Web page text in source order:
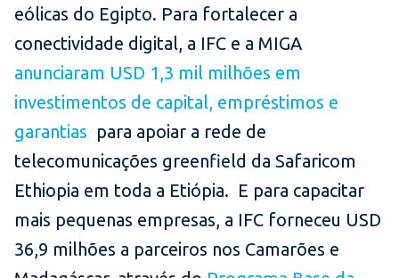
eólicas do Egipto. Para fortalecer a
conectividade digital, a IFC e a MIGA
anunciaram USD 1,3 mil milhões em
investimentos de capital, empréstimos e
garantias para apoiar a rede de
telecomunicações greenfield da Safaricom
Ethiopia em toda a Etiópia. E para capacitar
mais pequenas empresas, a IFC forneceu USD
36,9 milhões a parceiros nos Camarões e